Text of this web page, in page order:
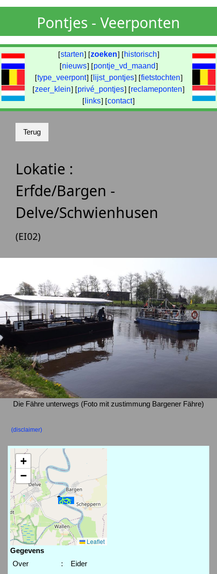
Pontjes - Veerponten
[starten] [zoeken] [ historisch]
[nieuws] [pontje_vd_maand]
[type_veerpont] [ lijst_pontjes] [fietstochten]
[zeer_klein] [privé_pontjes] [reclameponten]
[ links] [contact]
Lokatie :
Erfde/Bargen -
Delve/Schwienhusen
(EI02)
Die Fähre unterwegs (Foto mit zustimmung Bargener Fähre)
(disclaimer)
+
−
Leaflet
Gegevens
Over
:
Eider